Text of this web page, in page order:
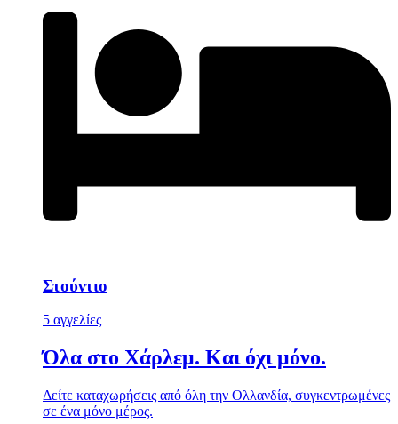
Στούντιο
5 αγγελίες
Όλα στο Χάρλεμ. Και όχι μόνο.
Δείτε καταχωρήσεις από όλη την Ολλανδία, συγκεντρωμένες
σε ένα μόνο μέρος.